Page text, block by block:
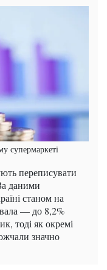
супермаркеті
переписувати
даними
станом на
— до 8,2%
тоді як окремі
значно